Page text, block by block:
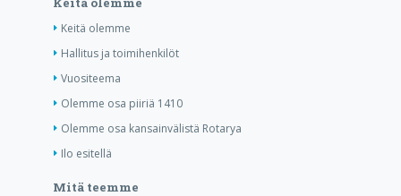
Keitä olemme
Hallitus ja toimihenkilöt
Vuositeema
Olemme osa piiriä 1410
Olemme osa kansainvälistä Rotarya
Ilo esitellä
Mitä teemme